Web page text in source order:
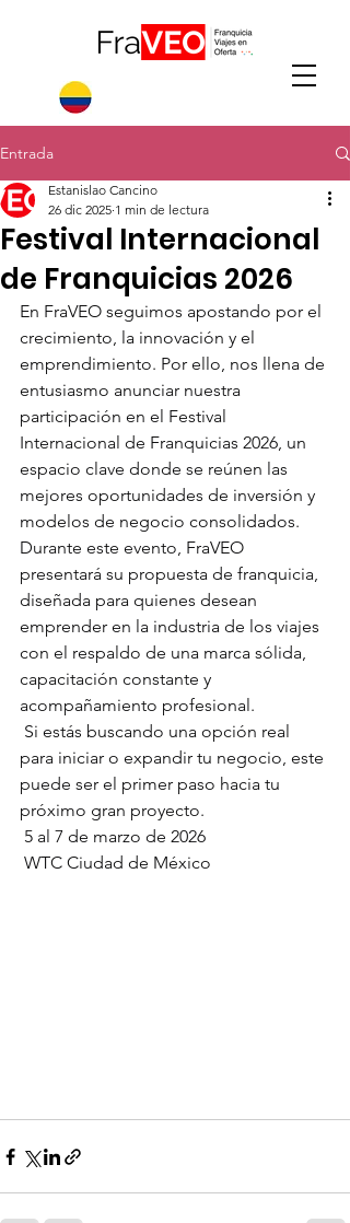
Entrada
Festival Internacional
de Franquicias 2026
Estanislao Cancino
26 dic 2025 1 min de lectura
En FraVEO seguimos apostando por el
crecimiento, la innovación y el
emprendimiento. Por ello, nos llena de
entusiasmo anunciar nuestra
participación en el Festival
Internacional de Franquicias 2026, un
espacio clave donde se reúnen las
mejores oportunidades de inversión y
modelos de negocio consolidados.
Durante este evento, FraVEO
presentará su propuesta de franquicia,
diseñada para quienes desean
emprender en la industria de los viajes
con el respaldo de una marca sólida,
capacitación constante y
acompañamiento profesional.
Si estás buscando una opción real
para iniciar o expandir tu negocio, este
puede ser el primer paso hacia tu
próximo gran proyecto.
5 al 7 de marzo de 2026
WTC Ciudad de México